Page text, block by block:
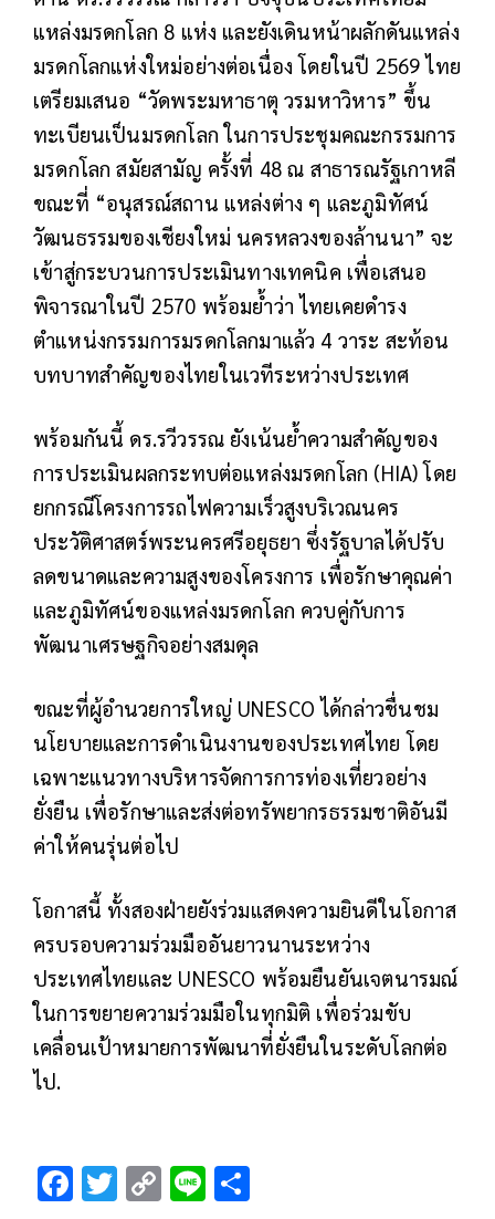
แหล่งมรดกโลก 8 แห่ง และยังเดินหน้าผลักดันแหล่ง
มรดกโลกแห่งใหม่อย่างต่อเนื่อง โดยในปี 2569 ไทย
เตรียมเสนอ “วัดพระมหาธาตุ วรมหาวิหาร” ขึ้น
ทะเบียนเป็นมรดกโลก ในการประชุมคณะกรรมการ
มรดกโลก สมัยสามัญ ครั้งที่ 48 ณ สาธารณรัฐเกาหลี
ขณะที่ “อนุสรณ์สถาน แหล่งต่าง ๆ และภูมิทัศน์
วัฒนธรรมของเชียงใหม่ นครหลวงของล้านนา” จะ
เข้าสู่กระบวนการประเมินทางเทคนิค เพื่อเสนอ
พิจารณาในปี 2570 พร้อมย้ำว่า ไทยเคยดำรง
ตำแหน่งกรรมการมรดกโลกมาแล้ว 4 วาระ สะท้อน
บทบาทสำคัญของไทยในเวทีระหว่างประเทศ
พร้อมกันนี้ ดร.รวีวรรณ ยังเน้นย้ำความสำคัญของ
การประเมินผลกระทบต่อแหล่งมรดกโลก (HIA) โดย
ยกกรณีโครงการรถไฟความเร็วสูงบริเวณนคร
ประวัติศาสตร์พระนครศรีอยุธยา ซึ่งรัฐบาลได้ปรับ
ลดขนาดและความสูงของโครงการ เพื่อรักษาคุณค่า
และภูมิทัศน์ของแหล่งมรดกโลก ควบคู่กับการ
พัฒนาเศรษฐกิจอย่างสมดุล
ขณะที่ผู้อำนวยการใหญ่ UNESCO ได้กล่าวชื่นชม
นโยบายและการดำเนินงานของประเทศไทย โดย
เฉพาะแนวทางบริหารจัดการการท่องเที่ยวอย่าง
ยั่งยืน เพื่อรักษาและส่งต่อทรัพยากรธรรมชาติอันมี
ค่าให้คนรุ่นต่อไป
โอกาสนี้ ทั้งสองฝ่ายยังร่วมแสดงความยินดีในโอกาส
ครบรอบความร่วมมืออันยาวนานระหว่าง
ประเทศไทยและ UNESCO พร้อมยืนยันเจตนารมณ์
ในการขยายความร่วมมือในทุกมิติ เพื่อร่วมขับ
เคลื่อนเป้าหมายการพัฒนาที่ยั่งยืนในระดับโลกต่อ
ไป.
F T C Li